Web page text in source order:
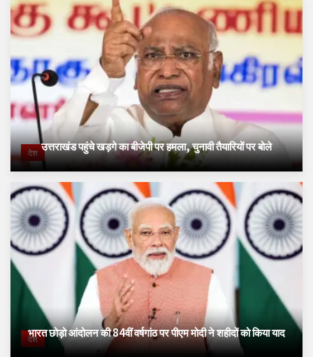
देश उत्तराखंड पहुंचे खड़गे का बीजेपी पर हमला, चुनावी तैयारियों पर बोले
देश
भारत छोड़ो आंदोलन की 84वीं वर्षगांठ पर पीएम मोदी ने शहीदों को किया याद